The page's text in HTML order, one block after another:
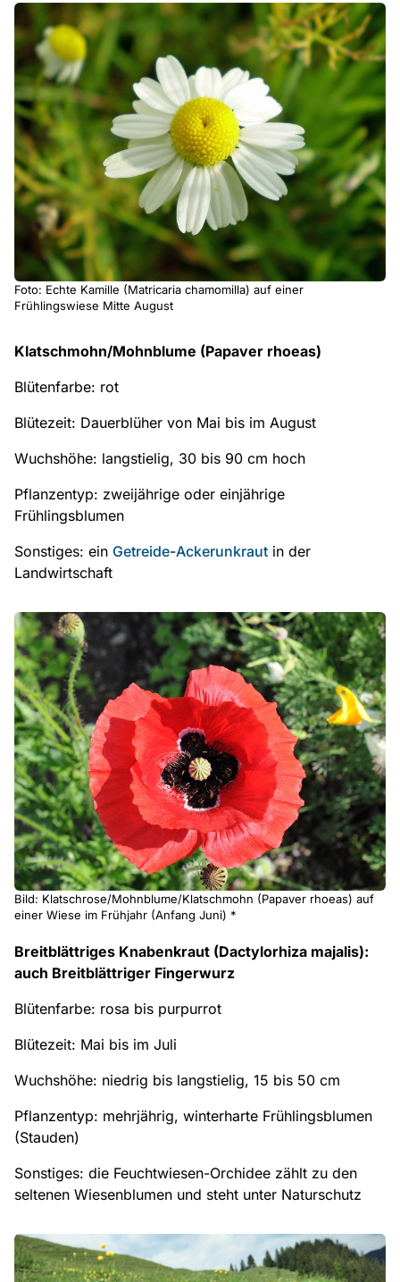
Foto: Echte Kamille (Matricaria chamomilla) auf einer
Frühlingswiese Mitte August
Klatschmohn/Mohnblume (Papaver rhoeas)
Blütenfarbe: rot
Blütezeit: Dauerblüher von Mai bis im August
Wuchshöhe: langstielig, 30 bis 90 cm hoch
Pflanzentyp: zweijährige oder einjährige
Frühlingsblumen
Sonstiges: ein Getreide-Ackerunkraut in der
Landwirtschaft
Bild: Klatschrose/Mohnblume/Klatschmohn (Papaver rhoeas) auf
einer Wiese im Frühjahr (Anfang Juni) *
Breitblättriges Knabenkraut (Dactylorhiza majalis):
auch Breitblättriger Fingerwurz
Blütenfarbe: rosa bis purpurrot
Blütezeit: Mai bis im Juli
Wuchshöhe: niedrig bis langstielig, 15 bis 50 cm
Pflanzentyp: mehrjährig, winterharte Frühlingsblumen
(Stauden)
Sonstiges: die Feuchtwiesen-Orchidee zählt zu den
seltenen Wiesenblumen und steht unter Naturschutz